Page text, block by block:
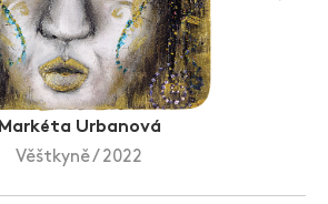
Markéta Urbanová
Věštkyně / 2022